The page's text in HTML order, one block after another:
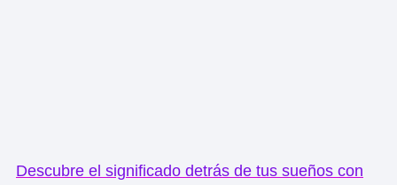
Descubre el significado detrás de tus sueños con